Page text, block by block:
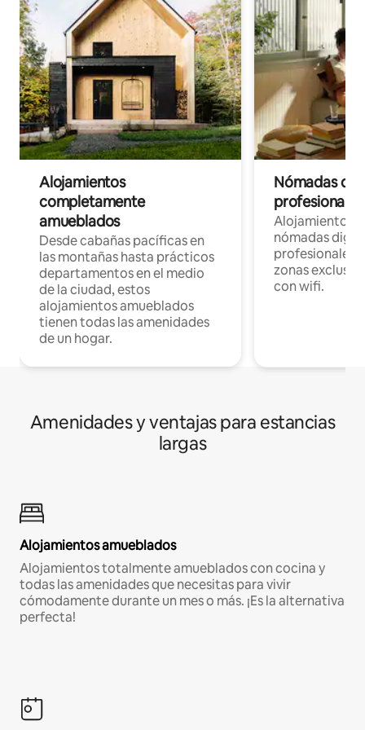
Alojamientos
completamente
amueblados
Desde cabañas pacíficas en
las montañas hasta prácticos
departamentos en el medio
de la ciudad, estos
alojamientos amueblados
tienen todas las amenidades
de un hogar.
Nómadas
Alojamientos
nómadas
profesionales
zonas
con wifi.
Amenidades y ventajas para estancias
largas
Alojamientos amueblados
Alojamientos totalmente amueblados con cocina y
todas las amenidades que necesitas para vivir
cómodamente durante un mes o más. ¡Es la alternativa
perfecta!